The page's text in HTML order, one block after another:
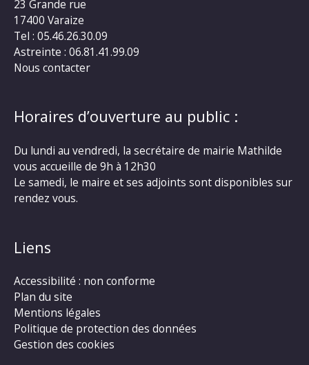
23 Grande rue
17400 Varaize
Tel : 05.46.26.30.09
Astreinte : 06.81.41.99.09
Nous contacter
Horaires d’ouverture au public :
Du lundi au vendredi, la secrétaire de mairie Mathilde
vous accueille de 9h à 12h30
Le samedi, le maire et ses adjoints sont disponibles sur
rendez vous.
Liens
Accessibilité : non conforme
Plan du site
Mentions légales
Politique de protection des données
Gestion des cookies